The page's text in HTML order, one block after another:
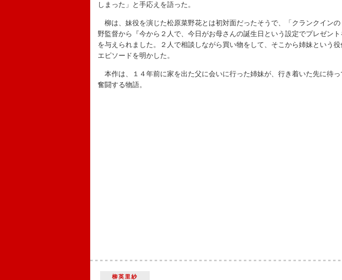
しまった」と手応えを語った。
柳は、妹役を演じた松原菜野花とは初対面だったそうで、「クランクインの
野監督から『今から２人で、今日がお母さんの誕生日という設定でプレゼン
を与えられました。２人で相談しながら買い物をして、そこから姉妹という
エピソードを明かした。
本作は、１４年前に家を出た父に会いに行った姉妹が、行き着いた先に待っ
奮闘する物語。
柳英里紗